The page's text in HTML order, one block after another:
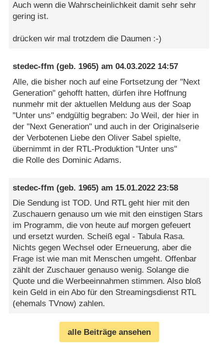
Auch wenn die Wahrscheinlichkeit damit sehr sehr
gering ist.
drücken wir mal trotzdem die Daumen :-)
stedec-ffm (geb. 1965) am04.03.2022 14:57
Alle, die bisher noch auf eine Fortsetzung der "Next
Generation" gehofft hatten, dürfen ihre Hoffnung
nunmehr mit der aktuellen Meldung aus der Soap
"Unter uns" endgültig begraben: Jo Weil, der hier in
der "Next Generation" und auch in der Originalserie
der Verbotenen Liebe den Oliver Sabel spielte,
übernimmt in der RTL-Produktion "Unter uns"
die Rolle des Dominic Adams.
stedec-ffm (geb. 1965) am 15.01.2022 23:58
Die Sendung ist TOD. Und RTL geht hier mit den
Zuschauern genauso um wie mit den einstigen Stars
im Programm, die von heute auf morgen gefeuert
und ersetzt wurden. Scheiß egal - Tabula Rasa.
Nichts gegen Wechsel oder Erneuerung, aber die
Frage ist wie man mit Menschen umgeht. Offenbar
zählt der Zuschauer genauso wenig. Solange die
Quote und die Werbeeinnahmen stimmen. Also bloß
kein Geld in ein Abo für den Streamingsdienst RTL
(ehemals TVnow) zahlen.
alle Beiträge ansehen